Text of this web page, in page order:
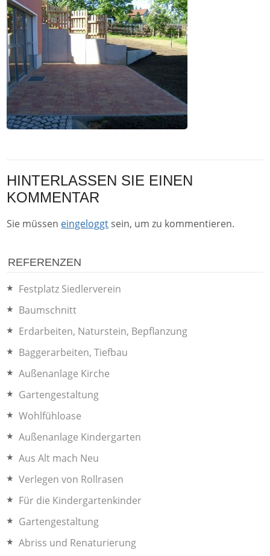
HINTERLASSEN SIE EINEN
KOMMENTAR
Sie müssen eingeloggt sein, um zu kommentieren.
REFERENZEN
Festplatz Siedlerverein
Baumschnitt
Erdarbeiten, Naturstein, Bepflanzung
Baggerarbeiten, Tiefbau
Außenanlage Kirche
Gartengestaltung
Wohlfühloase
Außenanlage Kindergarten
Aus Alt mach Neu
Verlegen von Rollrasen
Für die Kindergartenkinder
Gartengestaltung
Abriss und Renaturierung